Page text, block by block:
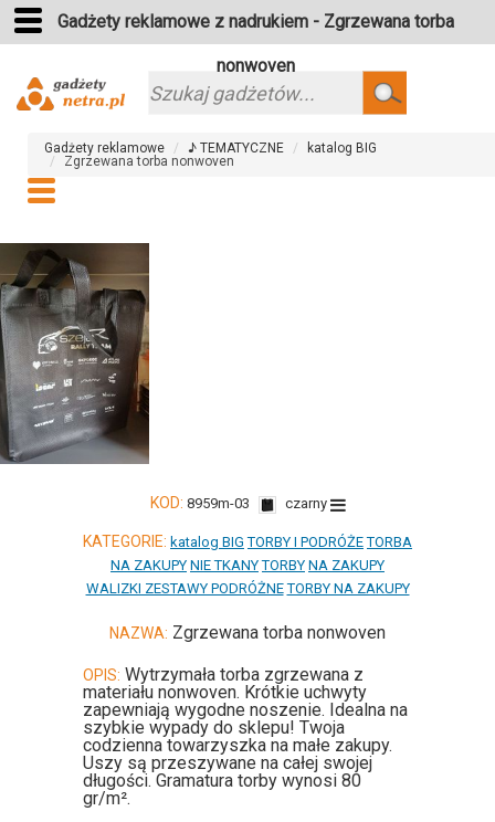
Gadżety reklamowe z nadrukiem - Zgrzewana torba
nonwoven
Szukaj
Gadżety reklamowe ♪ TEMATYCZNE
katalog BIG
Zgrzewana torba nonwoven
KOD: 8959m-03 czarny
KATEGORIE: katalog BIG TORBY I PODRÓŻE TORBA
NA ZAKUPY NIE TKANY TORBY NA ZAKUPY
WALIZKI ZESTAWY PODRÓŻNE TORBY NA ZAKUPY
NAZWA: Zgrzewana torba nonwoven
OPIS: Wytrzymała torba zgrzewana z
materiału nonwoven. Krótkie uchwyty
zapewniają wygodne noszenie. Idealna na
szybkie wypady do sklepu! Twoja
codzienna towarzyszka na małe zakupy.
Uszy są przeszywane na całej swojej
długości. Gramatura torby wynosi 80
gr/m².